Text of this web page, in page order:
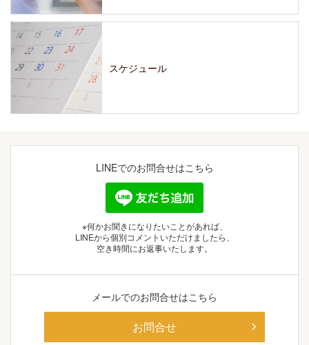
LINEでのお問合せはこちら
※何かお聞きになりたいことがあれば、
LINEから個別コメントいただけましたら、
空き時間にお返事いたします。
メールでのお問合せはこちら
お問合せ
スケジュール